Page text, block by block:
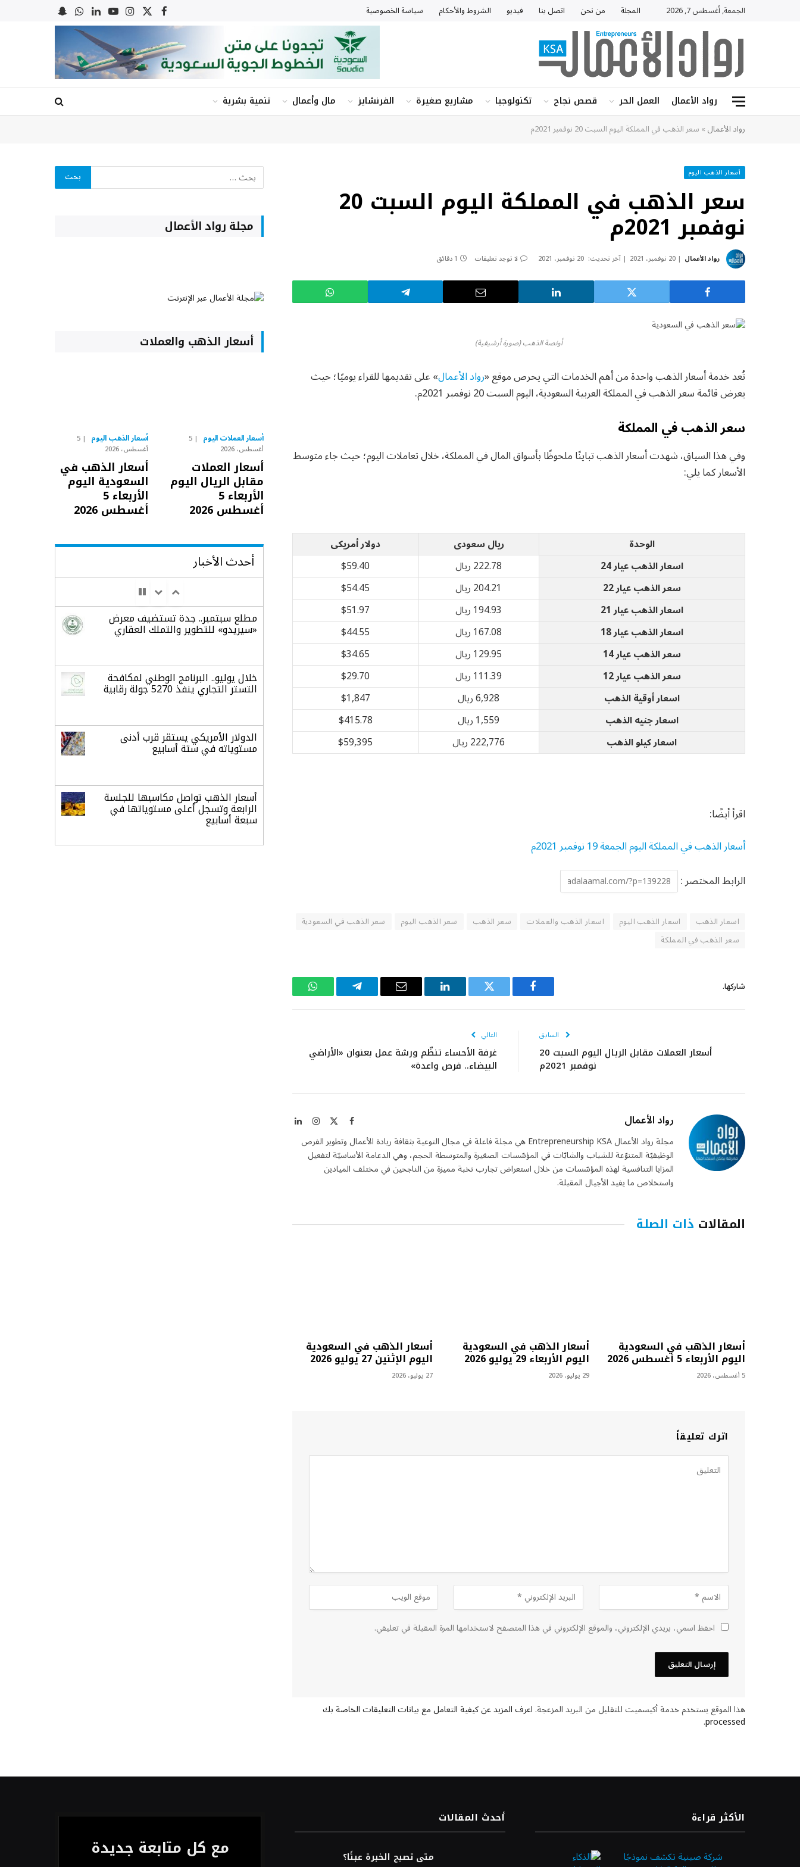
الجمعة, أغسطس 7, 2026 المجلة من نحن اتصل بنا فيديو الشروط والأحكام سياسة الخصوصية فيسبوك
X
(Twitter)
الانستغرام
يوتيوبلينكدإنواتسابSnapchat
رواد الأعمال العمل الحر قصص نجاح تكنولوجيا مشاريع صغيرة الفرنشايز مال وأعمال تنمية بشرية
رواد الأعمال»سعر الذهب في المملكة اليوم السبت 20 نوفمبر 2021م
أسعار الذهب اليوم
سعر الذهب في المملكة اليوم السبت 20
نوفمبر 2021م
رواد الأعمال 20 نوفمبر، 2021 آخر تحديث: 20 نوفمبر، 2021 لا توجد تعليقات 1 دقائق
أونصة الذهب (صورة أرشيفية)
تُعد خدمة أسعار الذهب واحدة من أهم الخدمات التي يحرص موقع «رواد الأعمال» على تقديمها للقراء يوميًا؛ حيث
يعرض قائمة سعر الذهب في المملكة العربية السعودية، اليوم السبت 20 نوفمبر 2021م.
سعر الذهب في المملكة
وفي هذا السياق، شهدت أسعار الذهب تباينًا ملحوظًا بأسواق المال في المملكة، خلال تعاملات اليوم؛ حيث جاء متوسط
الأسعار كما يلي:
الوحدة ريال سعودى
دولار أمريكى
اسعار الذهب عيار 24
222.78 ريال
$59.40
سعر الذهب عيار 22
204.21 ريال
$54.45
اسعار الذهب عيار 21
194.93 ريال
$51.97
اسعار الذهب عيار 18
167.08 ريال
$44.55
سعر الذهب عيار 14
129.95 ريال
$34.65
سعر الذهب عيار 12
111.39 ريال
$29.70
اسعار أوقية الذهب
6,928 ريال
$1,847
اسعار جنيه الذهب
1,559 ريال
$415.78
اسعار كيلو الذهب
222,776 ريال $59,395
اقرأ أيضًا:
أسعار الذهب في المملكة اليوم الجمعة 19 نوفمبر 2021م
الرابط المختصر :
اسعار الذهب اسعار الذهب اليوم اسعار الذهب والعملات سعر الذهب سعر الذهب اليوم
سعر الذهب في السعودية
سعر الذهب في المملكة
شاركها.
فيسبوك تويتر لينكدإن
البريد
تيلقرام واتساب
السابق
أسعار العملات مقابل الريال اليوم السبت 20
نوفمبر 2021م
التالي
غرفة الأحساء تنظّم ورشة عمل بعنوان «الأراضي
البيضاء.. فرص واعدة»
رواد الأعمال فيسبوك الانستغرام
لينكدإن
مجلة رواد الأعمال Entrepreneurship KSA هي مجلة فاعلة في مجال التوعية بثقافة ريادة الأعمال وتطوير الفرص
الوظيفيّة المتنوّعة للشباب والشابّات في المؤسّسات الصغيرة والمتوسطة الحجم، وهي الدعامة الأساسيّة لتفعيل
المزايا التنافسية لهذه المؤسّسات من خلال استعراض تجارب نخبة مميزة من الناجحين في مختلف الميادين
واستخلاص ما يفيد الأجيال المقبلة.
المقالات ذات الصلة
أسعار الذهب في السعودية
اليوم الأربعاء 5 أغسطس 2026
5 أغسطس، 2026
أسعار الذهب في السعودية
اليوم الأربعاء 29 يوليو 2026
29 يوليو، 2026
أسعار الذهب في السعودية
اليوم الإثنين 27 يوليو 2026
27 يوليو، 2026
اترك تعليقاً
احفظ اسمي، بريدي الإلكتروني، والموقع الإلكتروني في هذا المتصفح لاستخدامها المرة المقبلة في تعليقي.
هذا الموقع يستخدم خدمة أكيسميت للتقليل من البريد المزعجة.اعرف المزيد عن كيفية التعامل مع بيانات التعليقات الخاصة بك
processed
.
مجلة رواد الأعمال
أسعار الذهب والعملات
أسعار العملات اليوم 5
أغسطس، 2026
أسعار العملات
مقابل الريال اليوم
الأربعاء 5
أغسطس 2026
أسعار الذهب اليوم 5
أغسطس، 2026
أسعار الذهب في
السعودية اليوم
الأربعاء 5
أغسطس 2026
أحدث الأخبار
مطلع سبتمبر.. جدة تستضيف معرض
«سيريدو» للتطوير والتملك العقاري
خلال يوليو.. البرنامج الوطني لمكافحة
التستر التجاري ينفذ 5270 جولة رقابية
الدولار الأمريكي يستقر قرب أدنى
مستوياته في ستة أسابيع
أسعار الذهب تواصل مكاسبها للجلسة
الرابعة وتسجل أعلى مستوياتها في
سبعة أسابيع
الأكثر قراءة
شركة صينية تكشف نموذجًا
أحدث المقالات
متى تصبح الخبرة عبئًا؟ مع كل متابعة جديدة